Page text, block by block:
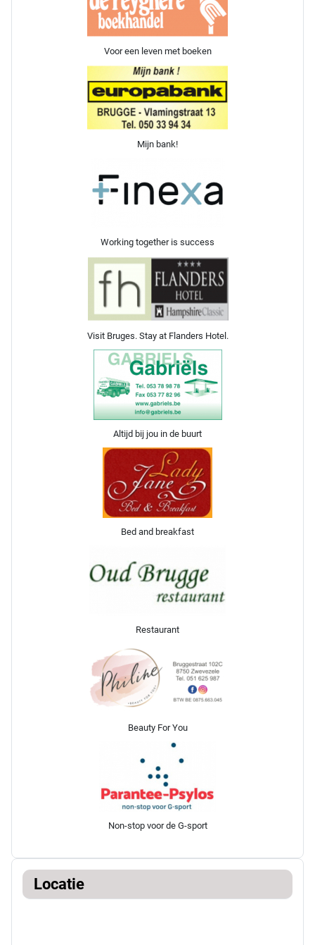
Voor een leven met boeken
Mijn bank!
Working together is success
Visit Bruges. Stay at Flanders Hotel.
Altijd bij jou in de buurt
Bed and breakfast
Restaurant
Beauty For You
Non-stop voor de G-sport
Locatie